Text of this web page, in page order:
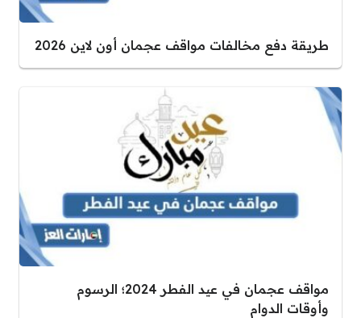
طريقة دفع مخالفات مواقف عجمان أون لاين 2026
مواقف عجمان في عيد الفطر 2024؛ الرسوم
وأوقات الدوام